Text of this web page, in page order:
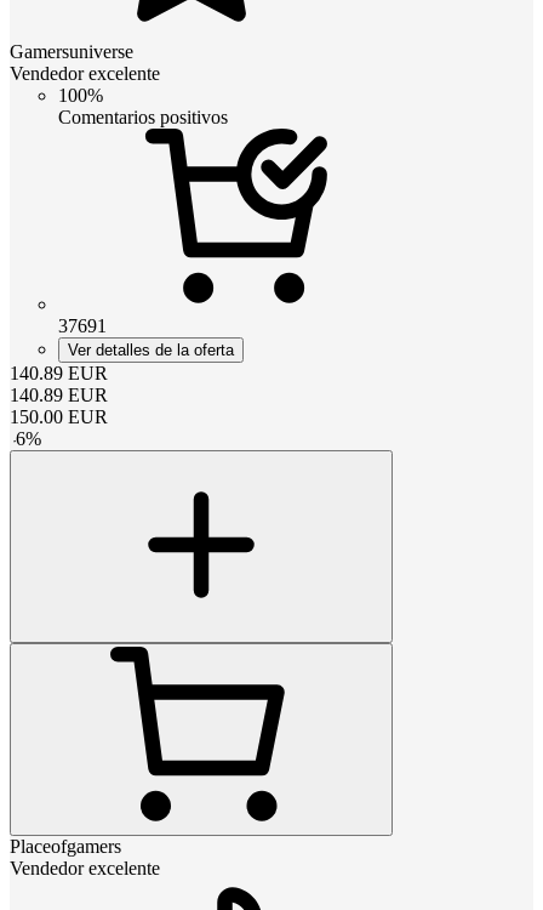
Gamersuniverse
Vendedor excelente
100%
Comentarios positivos
37691
Ver detalles de la oferta
140.89 EUR
140.89 EUR
150.00 EUR
-6%
Placeofgamers
Vendedor excelente